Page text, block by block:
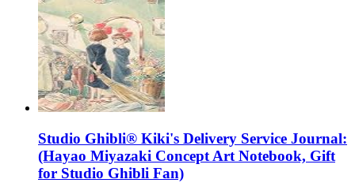
Studio Ghibli® Kiki's Delivery Service Journal:
(Hayao Miyazaki Concept Art Notebook, Gift
for Studio Ghibli Fan)